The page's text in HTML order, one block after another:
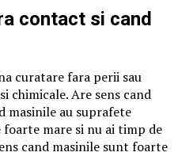
contact si cand
curatare fara perii sau
chimicale. Are sens cand
masinile au suprafete
mare si nu ai timp de
cand masinile sunt foarte